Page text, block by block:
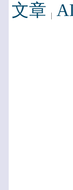
文章